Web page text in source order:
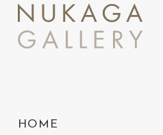
HOME